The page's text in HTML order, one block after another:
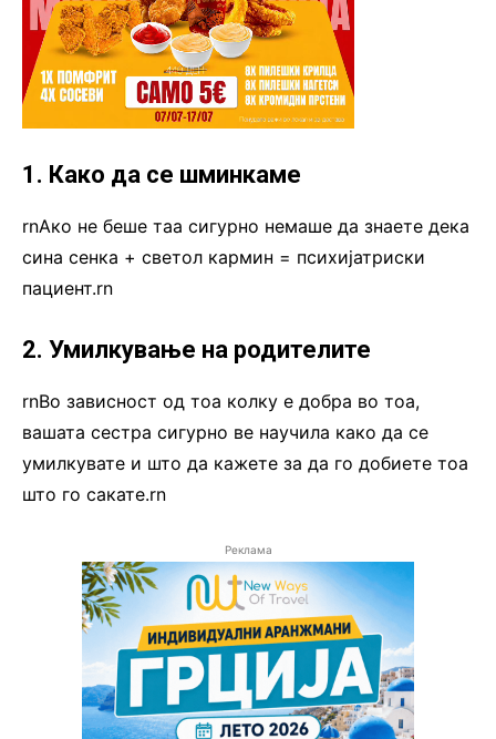
1. Како да се шминкаме
rnАко не беше таа сигурно немаше да знаете дека
сина сенка + светол кармин = психијатриски
пациент.rn
2. Умилкување на родителите
rnВо зависност од тоа колку е добра во тоа,
вашата сестра сигурно ве научила како да се
умилкувате и што да кажете за да го добиете тоа
што го сакате.rn
Реклама